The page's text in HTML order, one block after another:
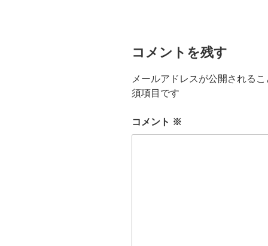
コメントを残す
メールアドレスが公開される
須項目です
コメント ※